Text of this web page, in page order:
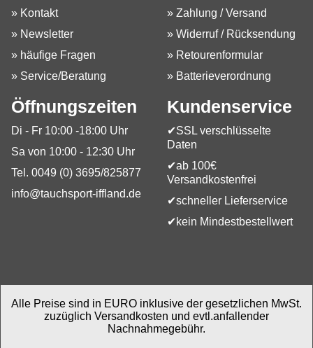
» Kontakt
» Newsletter
» häufige Fragen
» Service/Beratung
» Zahlung / Versand
» Widerruf / Rücksendung
» Retourenformular
» Batterieverordnung
Öffnungszeiten
Di - Fr 10:00 -18:00 Uhr
Sa von 10:00 - 12:30 Uhr
Tel. 0049 (0) 3695/825877
info@tauchsport-iffland.de
Kundenservice
✔SSL verschlüsselte
Daten
✔ab 100€
Versandkostenfrei
✔schneller Lieferservice
✔kein Mindestbestellwert
Alle Preise sind in EURO inklusive der gesetzlichen MwSt.
zuzüglich Versandkosten und evtl.anfallender
Nachnahmegebühr.